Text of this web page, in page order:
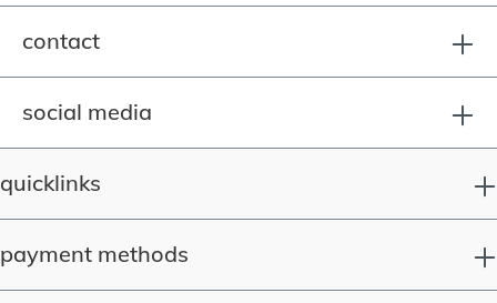
contact
social media
quicklinks
payment methods